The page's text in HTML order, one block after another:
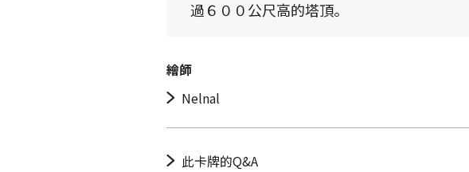
過６００公尺高的塔頂。
繪師
Nelnal
此卡牌的Q&A